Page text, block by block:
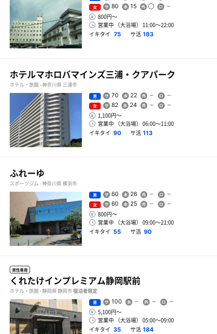
女 80 15
800円〜
営業中 （大浴場） 11:00〜22:00
イキタイ 75 サ活 183
ホテルマホロバマインズ三浦・クアパーク
ホテル・旅館 - 神奈川県 三浦市
男 70 22
女 82 24
1,100円〜
営業中 （大浴場） 06:00〜11:00
イキタイ 90 サ活 113
ふれーゆ
スポーツジム - 神奈川県 横浜市
男 60 26
女 60 25
800円〜
営業中 （大浴場） 09:00〜21:00
イキタイ 55 サ活 90
男性専用
くれたけインプレミアム静岡駅前
ホテル・旅館 - 静岡県 静岡市宿泊者限定
男 100
5,100円〜
営業中 （大浴場） 05:00〜09:00
イキタイ 35 サ活 184